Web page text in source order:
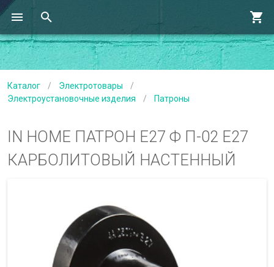
Каталог / Электротовары
/
Электроустановочные изделия
/ Патроны
IN HOME ПАТРОН Е27 Ф П-02 Е27
КАРБОЛИТОВЫЙ НАСТЕННЫЙ